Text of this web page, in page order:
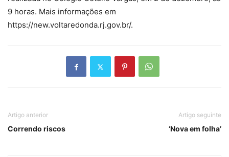
9 horas. Mais informações em
https://new.voltaredonda.rj.gov.br/.
Artigo anterior
Correndo riscos
Artigo seguinte
‘Nova em folha’